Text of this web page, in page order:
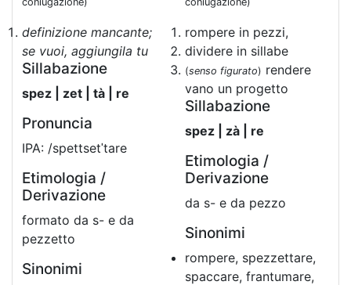
definizione mancante;
se vuoi, aggiungila tu
Sillabazione
spez | zet | tà | re
Pronuncia
IPA: /spettsetˈtare
Etimologia /
Derivazione
formato da s- e da
pezzetto
Sinonimi
rompere in pezzi,
dividere in sillabe
(senso figurato) rendere
vano un progetto
Sillabazione
spez | zà | re
Etimologia /
Derivazione
da s- e da pezzo
Sinonimi
rompere, spezzettare,
spaccare, frantumare,